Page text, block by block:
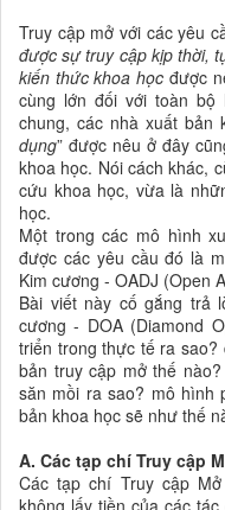
Truy cập mở với các yêu
được sự truy cập kịp thời,
kiến thức khoa học được
cùng lớn đối với toàn bộ
chung, các nhà xuất bản
dụng” được nêu ở đây
khoa học. Nói cách khác,
cứu khoa học, vừa là
học.
Một trong các mô hình
được các yêu cầu đó là
Kim cương - OADJ (Open
Bài viết này cố gắng trả
cương - DOA (Diamond
triển trong thực tế ra sao?
bản truy cập mở thế
săn mồi ra sao? mô hình
bản khoa học sẽ như thế
A. Các tạp chí Truy cập
Các tạp chí Truy cập
không lấy tiền của các